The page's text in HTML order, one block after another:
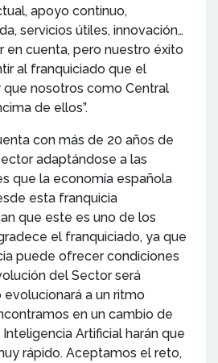
apoyo continuo,
servicios útiles, innovación…
en cuenta, pero nuestro éxito
al franquiciado que el
que nosotros como Central
de ellos”.
con más de 20 años de
adaptándose a las
que la economía española
esta franquicia
que este es uno de los
el franquiciado, ya que
puede ofrecer condiciones
del Sector será
a un ritmo
en un cambio de
Artificial harán que
rápido. Aceptamos el reto,